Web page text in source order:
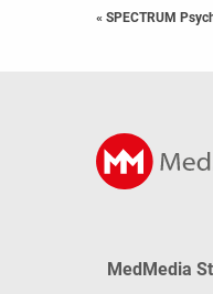
« SPECTRUM
MedMedia